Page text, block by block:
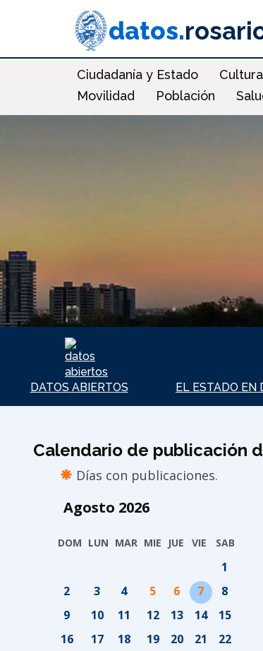
datos.
Main
navigation
Ciudadanía y Estado
Movilidad
Población
DATOS ABIERTOS EL ESTADO EN
Calendario de publicación
Días con publicaciones.
Agosto 2026
DOM LUN MAR MIE JUE VIE SAB
1
2
3 4 5 6 7
8
9
10 11 12 13 14
15
16
17 18 19 20 21
22